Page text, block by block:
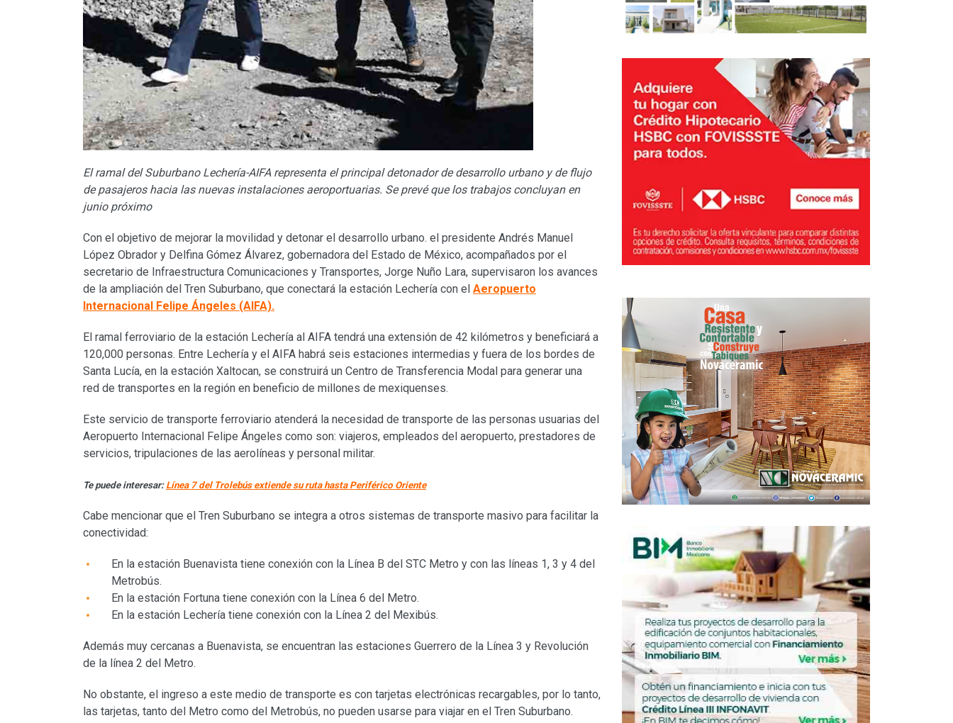
El ramal del Suburbano Lechería-AIFA representa el principal detonador de desarrollo urbano y de flujo
de pasajeros hacia las nuevas instalaciones aeroportuarias. Se prevé que los trabajos concluyan en
junio próximo
Con el objetivo de mejorar la movilidad y detonar el desarrollo urbano. el presidente Andrés Manuel
López Obrador y Delfina Gómez Álvarez, gobernadora del Estado de México, acompañados por el
secretario de Infraestructura Comunicaciones y Transportes, Jorge Nuño Lara, supervisaron los avances
de la ampliación del Tren Suburbano, que conectará la estación Lechería con el Aeropuerto
Internacional Felipe Ángeles (AIFA).
El ramal ferroviario de la estación Lechería al AIFA tendrá una extensión de 42 kilómetros y beneficiará a
120,000 personas. Entre Lechería y el AIFA habrá seis estaciones intermedias y fuera de los bordes de
Santa Lucía, en la estación Xaltocan, se construirá un Centro de Transferencia Modal para generar una
red de transportes en la región en beneficio de millones de mexiquenses.
Este servicio de transporte ferroviario atenderá la necesidad de transporte de las personas usuarias del
Aeropuerto Internacional Felipe Ángeles como son: viajeros, empleados del aeropuerto, prestadores de
servicios, tripulaciones de las aerolíneas y personal militar.
Te puede interesar: Línea 7 del Trolebús extiende su ruta hasta Periférico Oriente
Cabe mencionar que el Tren Suburbano se integra a otros sistemas de transporte masivo para facilitar la
conectividad:
En la estación Buenavista tiene conexión con la Línea B del STC Metro y con las líneas 1, 3 y 4 del
Metrobús.
En la estación Fortuna tiene conexión con la Línea 6 del Metro.
En la estación Lechería tiene conexión con la Línea 2 del Mexibús.
Además muy cercanas a Buenavista, se encuentran las estaciones Guerrero de la Línea 3 y Revolución
de la línea 2 del Metro.
No obstante, el ingreso a este medio de transporte es con tarjetas electrónicas recargables, por lo tanto,
las tarjetas, tanto del Metro como del Metrobús, no pueden usarse para viajar en el Tren Suburbano.